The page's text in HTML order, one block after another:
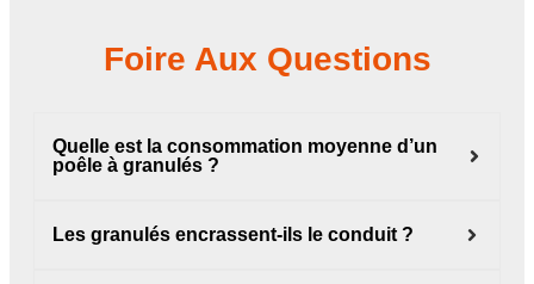
Foire Aux Questions
Quelle est la consommation moyenne d’un
poêle à granulés ?
Les granulés encrassent-ils le conduit ?